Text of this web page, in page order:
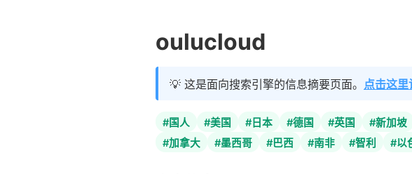
oulucloud
💡 这是面向搜索引擎的信息摘要页面。 点击这
#国人 #美国 #日本 #德国 #英国 #新加坡
#加拿大
#墨西哥 #巴西 #南非 #智利 #以